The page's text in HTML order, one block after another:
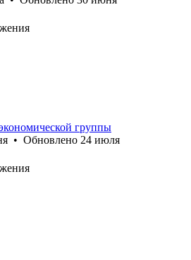
группы
• Обновлено 24 июля